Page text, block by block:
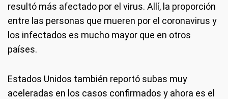
resultó más afectado por el virus. Allí, la proporción
entre las personas que mueren por el coronavirus y
los infectados es mucho mayor que en otros
países.
Estados Unidos también reportó subas muy
aceleradas en los casos confirmados y ahora es el